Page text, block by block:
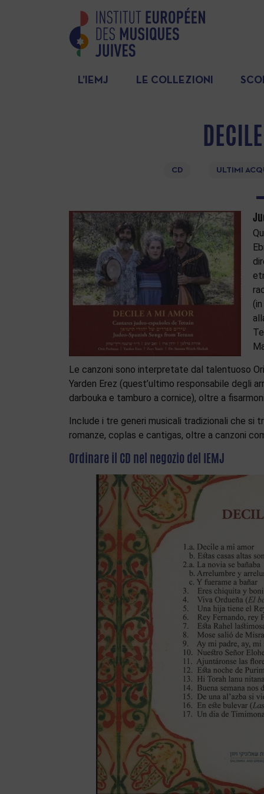
L’IEMJ LE COLLEZIONI
CD ULTIMI
Le canzoni sono interpretate dal talentuoso
Yarden Erez (quest’ultimo responsabile degli
darbouka e tamburo a cornice), oltre a
Include i tre generi musicali tradizionali che
romanze, coplas e cantigas, oltre a canzoni
Ordinare il CD nel negozio del IEMJ